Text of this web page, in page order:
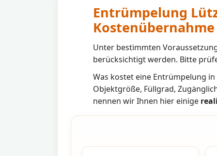
Entrümpelung
Kostenübernahme
Unter bestimmten
berücksichtigt werden. Bitte
Was kostet eine Entrümpelung in
Objektgröße, Füllgrad,
nennen wir Ihnen hier einige